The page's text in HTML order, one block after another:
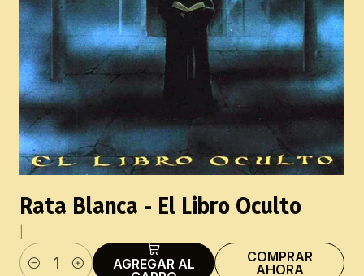
Rata Blanca - El Libro Oculto
Cantidad
AGREGAR AL
COMPRAR
AHORA